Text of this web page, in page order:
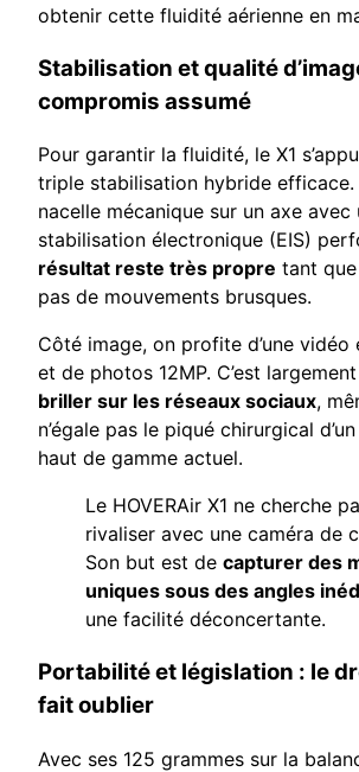
obtenir cette fluidité aérienne en
Stabilisation et qualité
compromis assumé
Pour garantir la fluidité, le X1
triple stabilisation hybride efficace.
nacelle mécanique sur un axe avec
stabilisation électronique (EIS)
résultat reste très propre tant
pas de mouvements brusques.
Côté image, on profite d’une vidéo
et de photos 12MP. C’est largement
briller sur les réseaux sociaux,
n’égale pas le piqué chirurgical
haut de gamme actuel.
Le HOVERAir X1 ne cherche
rivaliser avec une caméra de
Son but est de capturer des
uniques sous des angles
une facilité déconcertante.
Portabilité et législation : le
fait oublier
Avec ses 125 grammes sur la